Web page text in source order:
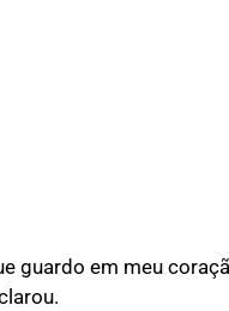
guardo em meu